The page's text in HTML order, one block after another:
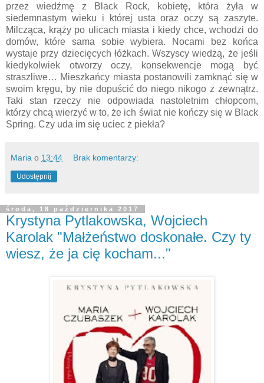
przez wiedźmę z Black Rock, kobietę, która żyła w
siedemnastym wieku i której usta oraz oczy są zaszyte.
Milcząca, krąży po ulicach miasta i kiedy chce, wchodzi do
domów, które sama sobie wybiera. Nocami bez końca
wystaje przy dziecięcych łóżkach. Wszyscy wiedzą, że jeśli
kiedykolwiek otworzy oczy, konsekwencje mogą być
straszliwe… Mieszkańcy miasta postanowili zamknąć się w
swoim kręgu, by nie dopuścić do niego nikogo z zewnątrz.
Taki stan rzeczy nie odpowiada nastoletnim chłopcom,
którzy chcą wierzyć w to, że ich świat nie kończy się w Black
Spring. Czy uda im się uciec z piekła?
Maria o 13:44 Brak komentarzy:
Udostępnij
środa, 18 października 2017
Krystyna Pytlakowska, Wojciech
Karolak "Małżeństwo doskonałe. Czy ty
wiesz, że ja cię kocham..."